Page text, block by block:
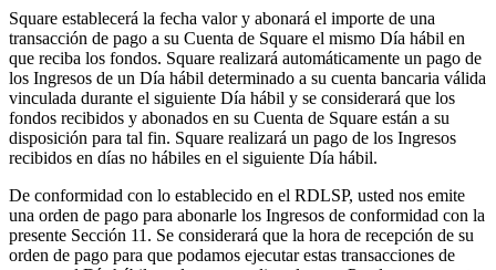
Square establecerá la fecha valor y abonará el importe de una
transacción de pago a su Cuenta de Square el mismo Día hábil en
que reciba los fondos. Square realizará automáticamente un pago de
los Ingresos de un Día hábil determinado a su cuenta bancaria válida
vinculada durante el siguiente Día hábil y se considerará que los
fondos recibidos y abonados en su Cuenta de Square están a su
disposición para tal fin. Square realizará un pago de los Ingresos
recibidos en días no hábiles en el siguiente Día hábil.
De conformidad con lo establecido en el RDLSP, usted nos emite
una orden de pago para abonarle los Ingresos de conformidad con la
presente Sección 11. Se considerará que la hora de recepción de su
orden de pago para que podamos ejecutar estas transacciones de